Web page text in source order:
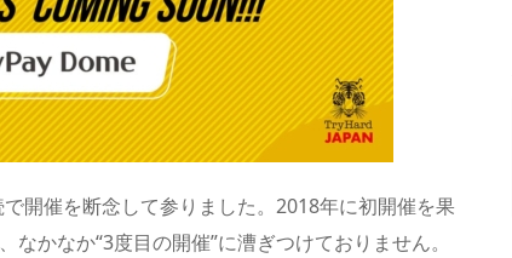
開催を断念して参りました。2018年に初開催を果
かなか“3度目の開催”に漕ぎつけておりません。